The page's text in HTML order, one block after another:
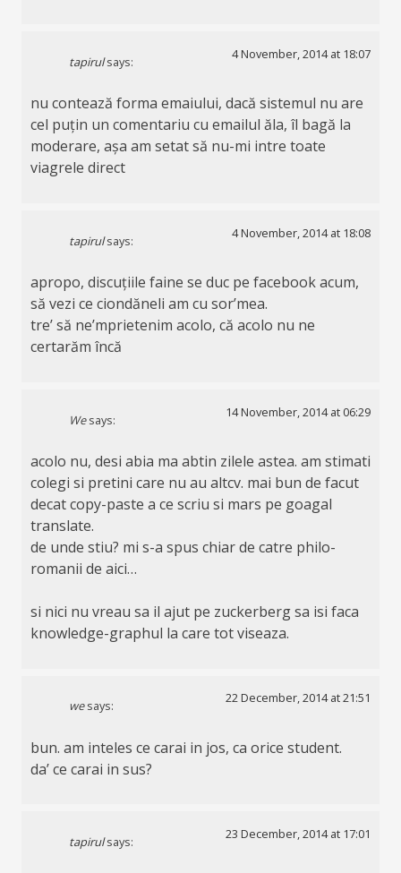
tapirul says:
4 November, 2014 at 18:07
nu contează forma emaiului, dacă sistemul nu are
cel puțin un comentariu cu emailul ăla, îl bagă la
moderare, așa am setat să nu-mi intre toate
viagrele direct
tapirul says:
4 November, 2014 at 18:08
apropo, discuțiile faine se duc pe facebook acum,
să vezi ce ciondăneli am cu sor’mea.
tre’ să ne’mprietenim acolo, că acolo nu ne
certarăm încă
We says:
14 November, 2014 at 06:29
acolo nu, desi abia ma abtin zilele astea. am stimati
colegi si pretini care nu au altcv. mai bun de facut
decat copy-paste a ce scriu si mars pe goagal
translate.
de unde stiu? mi s-a spus chiar de catre philo-
romanii de aici…
si nici nu vreau sa il ajut pe zuckerberg sa isi faca
knowledge-graphul la care tot viseaza.
we says:
22 December, 2014 at 21:51
bun. am inteles ce carai in jos, ca orice student.
da’ ce carai in sus?
tapirul says:
23 December, 2014 at 17:01